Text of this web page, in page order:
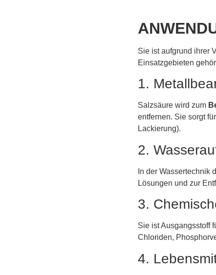
Sie ist aufgrund ihrer
Einsatzgebieten
1.
Salzsäure wird zum
entfernen. Sie sorgt
Lackierung).
2.
In der Wassertechnik
Lösungen und zur
3.
Sie ist Ausgangsstoff
Chloriden,
4.